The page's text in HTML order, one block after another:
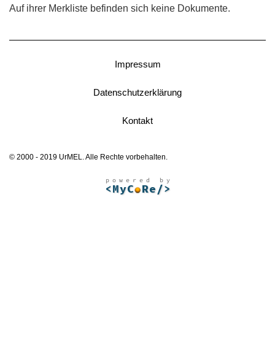
Auf ihrer Merkliste befinden sich keine Dokumente.
Impressum
Datenschutzerklärung
Kontakt
© 2000 - 2019 UrMEL. Alle Rechte vorbehalten.